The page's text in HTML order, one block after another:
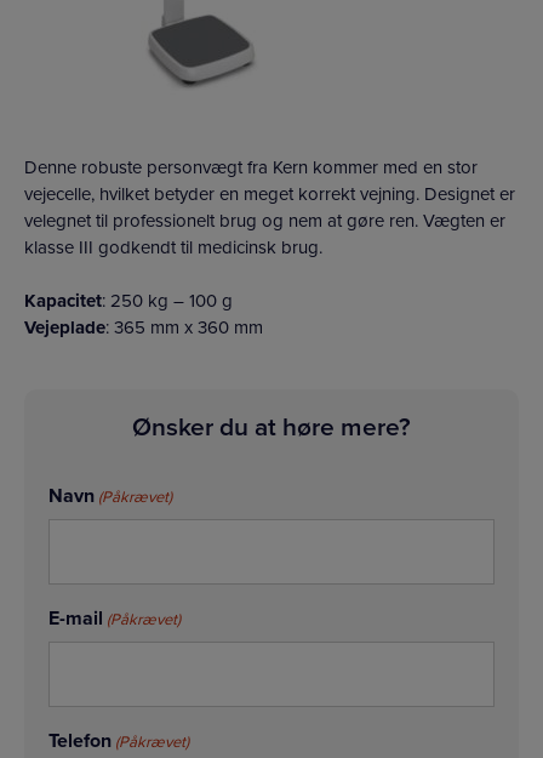
Denne robuste personvægt fra Kern kommer med en stor
vejecelle, hvilket betyder en meget korrekt vejning. Designet er
velegnet til professionelt brug og nem at gøre ren. Vægten er
klasse III godkendt til medicinsk brug.
Kapacitet: 250 kg – 100 g
Vejeplade: 365 mm x 360 mm
Ønsker du at høre mere?
Navn (Påkrævet)
E-mail (Påkrævet)
Telefon (Påkrævet)